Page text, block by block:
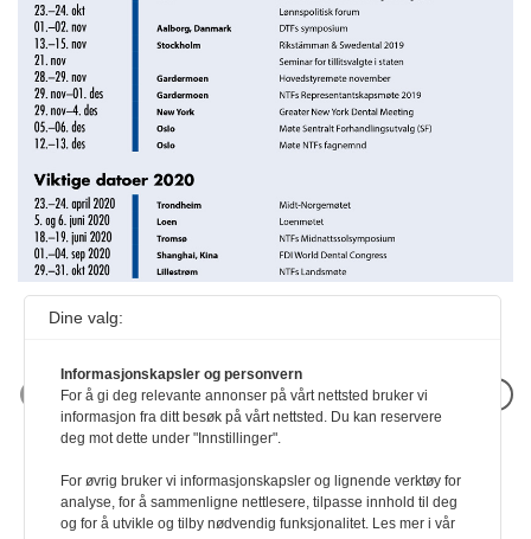
Neste artikkel
Dine valg:
Informasjonskapsler og personvern
For å gi deg relevante annonser på vårt nettsted bruker vi
informasjon fra ditt besøk på vårt nettsted. Du kan reservere
deg mot dette under "Innstillinger".
For øvrig bruker vi informasjonskapsler og lignende verktøy for
analyse, for å sammenligne nettlesere, tilpasse innhold til deg
og for å utvikle og tilby nødvendig funksjonalitet. Les mer i vår